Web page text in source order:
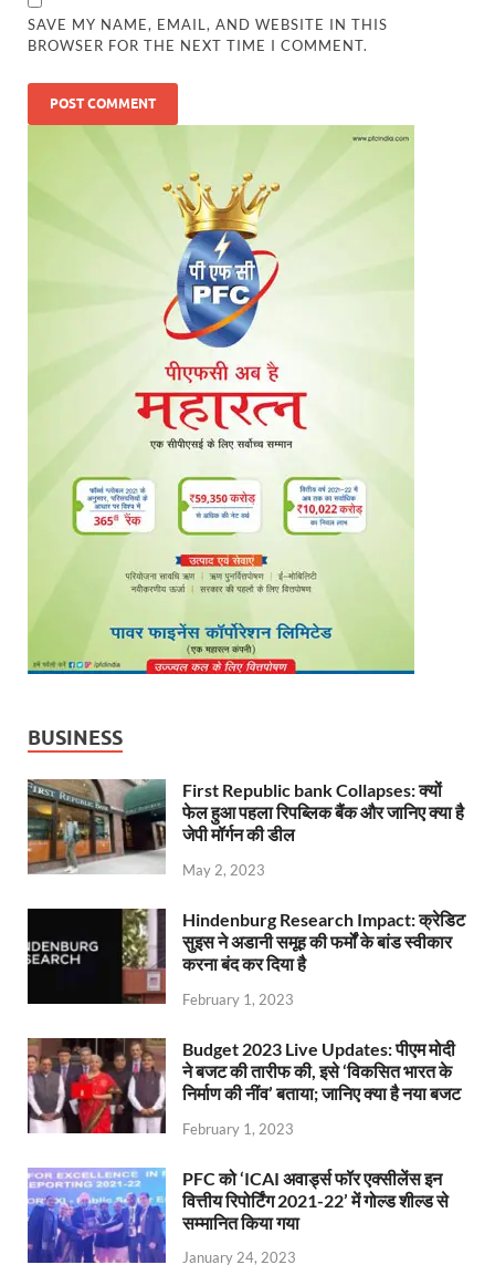
SAVE MY NAME, EMAIL, AND WEBSITE IN THIS
BROWSER FOR THE NEXT TIME I COMMENT.
BUSINESS
First Republic bank Collapses: क्यों
फेल हुआ पहला रिपब्लिक बैंक और जानिए क्या है
जेपी मॉर्गन की डील
May 2, 2023
Hindenburg Research Impact: क्रेडिट
सुइस ने अडानी समूह की फर्मों के बांड स्वीकार
करना बंद कर दिया है
February 1, 2023
Budget 2023 Live Updates: पीएम मोदी
ने बजट की तारीफ की, इसे ‘विकसित भारत के
निर्माण की नींव’ बताया; जानिए क्या है नया बजट
February 1, 2023
PFC को ‘ICAI अवार्ड्स फॉर एक्सीलेंस इन
वित्तीय रिपोर्टिंग 2021-22’ में गोल्ड शील्ड से
सम्मानित किया गया
January 24, 2023